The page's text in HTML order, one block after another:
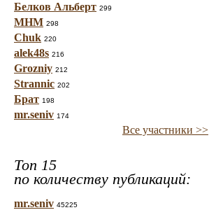
Белков Альберт 299
МНМ 298
Chuk 220
alek48s 216
Grozniy 212
Strannic 202
Брат 198
mr.seniv 174
Все участники >>
Топ 15
по количеству публикаций:
mr.seniv 45225